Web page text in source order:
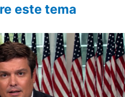
este tema